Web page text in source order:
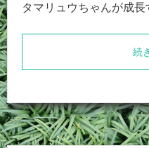
タマリュウちゃんが成長
続